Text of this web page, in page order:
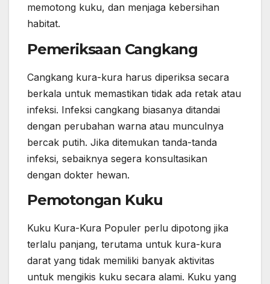
memotong kuku, dan menjaga kebersihan
habitat.
Pemeriksaan Cangkang
Cangkang kura-kura harus diperiksa secara
berkala untuk memastikan tidak ada retak atau
infeksi. Infeksi cangkang biasanya ditandai
dengan perubahan warna atau munculnya
bercak putih. Jika ditemukan tanda-tanda
infeksi, sebaiknya segera konsultasikan
dengan dokter hewan.
Pemotongan Kuku
Kuku Kura-Kura Populer perlu dipotong jika
terlalu panjang, terutama untuk kura-kura
darat yang tidak memiliki banyak aktivitas
untuk mengikis kuku secara alami. Kuku yang